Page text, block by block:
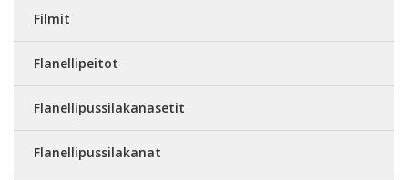
Filmit
Flanellipeitot
Flanellipussilakanasetit
Flanellipussilakanat